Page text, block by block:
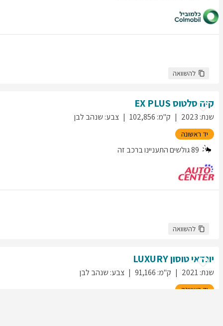
להשוואה
קיה סלטוסEX PLUS
שנת:
2023 ק"מ:
102,856 צבע: שנהב לבן
יד ראשונה
89גולשים התעניינו ברכב זה
להשוואה
יונדאיטוסוןLUXURY
שנת:
2021 ק"מ:
91,166 צבע: שנהב לבן
יד ראשונה